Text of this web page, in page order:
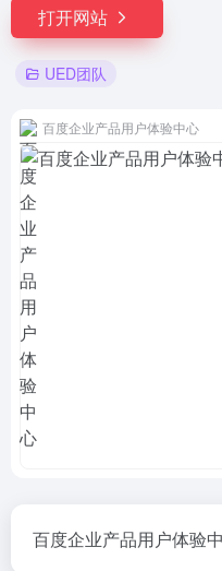
打开网站
UED团队
百度企业产品用户体验中心
百度企业产品用户体验